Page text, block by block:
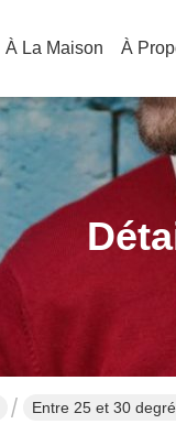
À La Maison À
Entre 25 et 30